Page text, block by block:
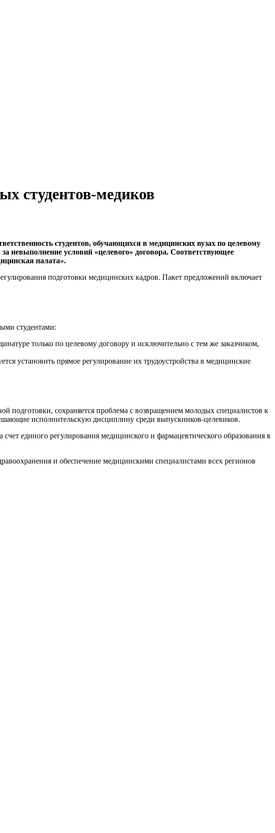
студентов-медиков
студентов, обучающихся в медицинских вузах по целевому
невыполнение условий «целевого» договора. Соответствующее
палата».
подготовки медицинских кадров. Пакет предложений включает
студентами:
только по целевому договору и исключительно с тем же заказчиком,
установить прямое регулирование их трудоустройства в медицинские
подготовки, сохраняется проблема с возвращением молодых специалистов к
исполнительскую дисциплину среди выпускников-целевиков.
единого регулирования медицинского и фармацевтического образования в
и обеспечение медицинскими специалистами всех регионов